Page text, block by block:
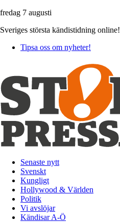
fredag 7 augusti
Sveriges största kändistidning online!
Tipsa oss om nyheter!
Senaste nytt
Svenskt
Kungligt
Hollywood & Världen
Politik
Vi avslöjar
Kändisar A-Ö